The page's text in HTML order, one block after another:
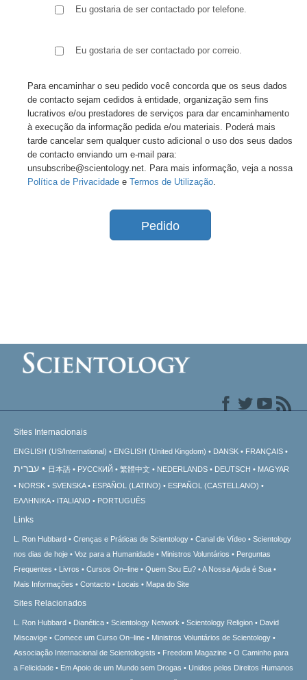
Eu gostaria de ser contactado por telefone.
Eu gostaria de ser contactado por correio.
Para encaminhar o seu pedido você concorda que os seus dados
de contacto sejam cedidos à entidade, organização sem fins
lucrativos e/ou prestadores de serviços para dar encaminhamento
à execução da informação pedida e/ou materiais. Poderá mais
tarde cancelar sem qualquer custo adicional o uso dos seus dados
de contacto enviando um e-mail para:
unsubscribe@scientology.net. Para mais informação, veja a nossa
Política de Privacidade e Termos de Utilização.
Pedido
Sites Internacionais
ENGLISH (US/International) ENGLISH (United Kingdom) DANSK FRANÇAIS
עברית 日本語 РУССКИЙ 繁體中文 NEDERLANDS DEUTSCH
MAGYAR
NORSK
SVENSKA ESPAÑOL (LATINO)
ESPAÑOL (CASTELLANO)
ΕΛΛΗΝΙΚA
ITALIANO PORTUGUÊS
Links
L. Ron Hubbard Crenças e Práticas de Scientology Canal de Vídeo
Scientology
nos dias de hoje
Voz para a Humanidade Ministros Voluntários
Perguntas
Frequentes
Livros Cursos On–line Quem Sou Eu?
A Nossa Ajuda é Sua
Mais Informações
Contacto Locais Mapa do Site
Sites Relacionados
L. Ron Hubbard Dianética Scientology Network Scientology Religion
David
Miscavige
Comece um Curso On–line
Ministros Voluntários de Scientology
Associação Internacional de Scientologists
Freedom Magazine
O Caminho para
a Felicidade
Em Apoio de um Mundo sem Drogas
Unidos pelos Direitos Humanos